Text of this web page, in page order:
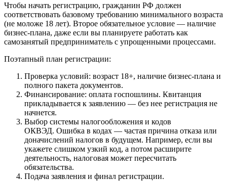
Чтобы начать регистрацию, гражданин РФ должен
соответствовать базовому требованию минимального возраста
(не моложе 18 лет). Второе обязательное условие — наличие
бизнес-плана, даже если вы планируете работать как
самозанятый предприниматель с упрощенными процессами.
Поэтапный план регистрации:
Проверка условий: возраст 18+, наличие бизнес-плана и
полного пакета документов.
Финансирование: оплата госпошлины. Квитанция
прикладывается к заявлению — без нее регистрация не
начнется.
Выбор системы налогообложения и кодов
ОКВЭД. Ошибка в кодах — частая причина отказа или
доначислений налогов в будущем. Например, если вы
укажете слишком узкий код, а потом расширите
деятельность, налоговая может пересчитать
обязательства.
Подача заявления и финал регистрации.